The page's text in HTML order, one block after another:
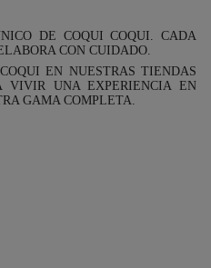
DE COQUI COQUI. CADA
CON CUIDADO.
EN NUESTRAS TIENDAS
VIVIR UNA EXPERIENCIA EN
GAMA COMPLETA.